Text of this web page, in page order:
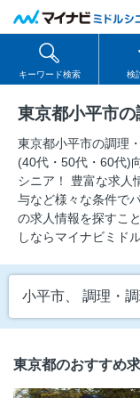
キーワード検索 検
東京都小平市の調理
(40代・50代・60代)
シニア！ 豊富な求人
与など様々な条件で
の求人情報を探すこ
しならマイナビミド
東京都のおすすめ